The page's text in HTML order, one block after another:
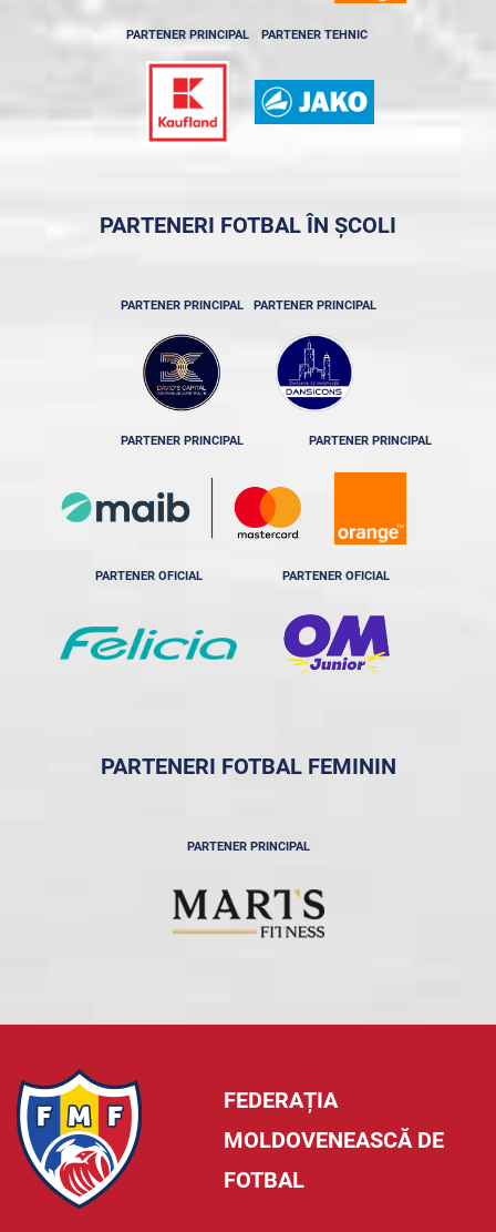
PARTENER PRINCIPAL PARTENER TEHNIC
PARTENERI FOTBAL ÎN ȘCOLI
PARTENER PRINCIPAL PARTENER PRINCIPAL
PARTENER PRINCIPAL PARTENER PRINCIPAL
PARTENER OFICIAL PARTENER OFICIAL
PARTENERI FOTBAL FEMININ
PARTENER PRINCIPAL
FEDERAȚIA
MOLDOVENEASCĂ DE
FOTBAL